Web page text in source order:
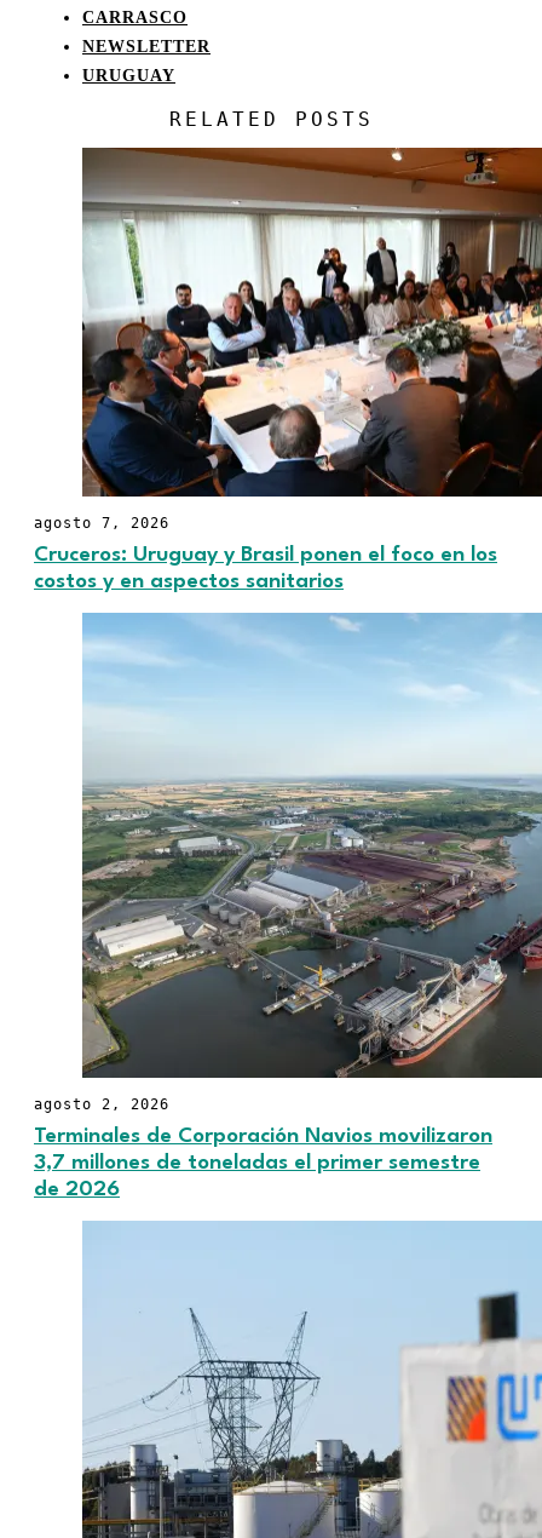
CARRASCO
NEWSLETTER
URUGUAY
RELATED POSTS
agosto 7, 2026
Cruceros: Uruguay y Brasil ponen el foco en los
costos y en aspectos sanitarios
agosto 2, 2026
Terminales de Corporación Navios movilizaron
3,7 millones de toneladas el primer semestre
de 2026